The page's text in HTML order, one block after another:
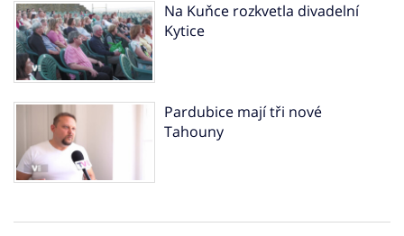
Na Kuňce rozkvetla divadelní
Kytice
Pardubice mají tři nové
Tahouny